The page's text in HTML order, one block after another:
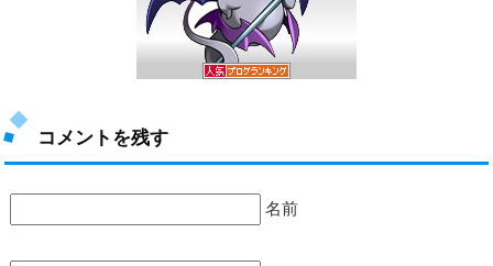
コメントを残す
名前